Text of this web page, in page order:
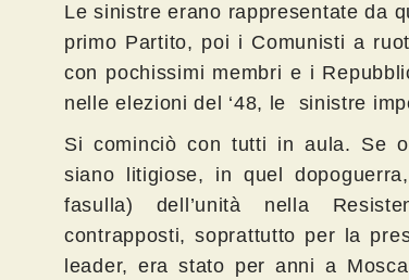
Le sinistre erano rappresentate da
primo Partito, poi i Comunisti a
con pochissimi membri e i
nelle elezioni del ‘48, le sinistre
Si cominciò con tutti in aula. Se
siano litigiose, in quel
fasulla) dell’unità nella
contrapposti, soprattutto per la
leader, era stato per anni a